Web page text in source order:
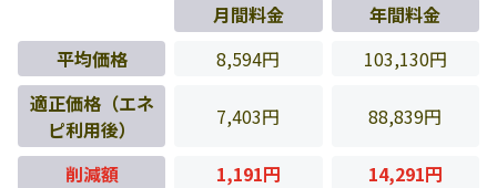
月間料金
年間料金
平均価格
8,594円
103,130円
適正価格（エネ
ピ利用後）
7,403円 88,839円
削減額 1,191円 14,291円